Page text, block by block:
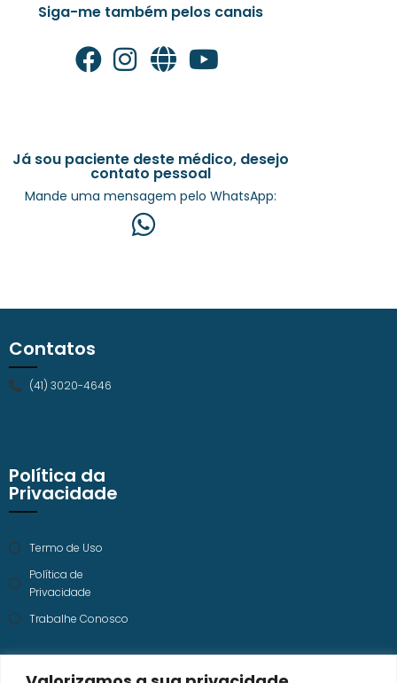
Siga-me também pelos canais
Já sou paciente deste médico, desejo
contato pessoal
Mande uma mensagem pelo WhatsApp:
Política da
Privacidade
Termo de Uso
Política de
Privacidade
Trabalhe Conosco
Contatos
(41) 3020-4646